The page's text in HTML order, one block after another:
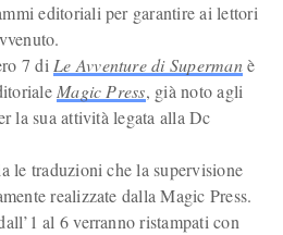
editoriali per garantire ai lettori
7 di Le Avventure di Supermanè
Magic Press, già noto agli
la sua attività legata alla Dc
le traduzioni che la supervisione
realizzate dalla Magic Press.
al 6 verranno ristampati con